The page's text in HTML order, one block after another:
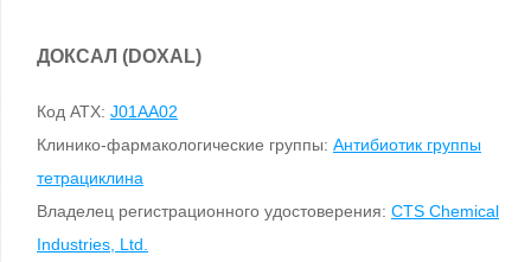
ДОКСАЛ (DOXAL)
Код ATX: J01AA02
Клинико-фармакологические группы: Антибиотик группы
тетрациклина
Владелец регистрационного удостоверения: CTS Chemical
Industries, Ltd.